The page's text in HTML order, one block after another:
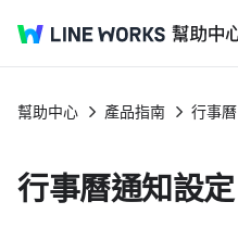
幫助中心 產品指南 行事曆
行事曆通知設定